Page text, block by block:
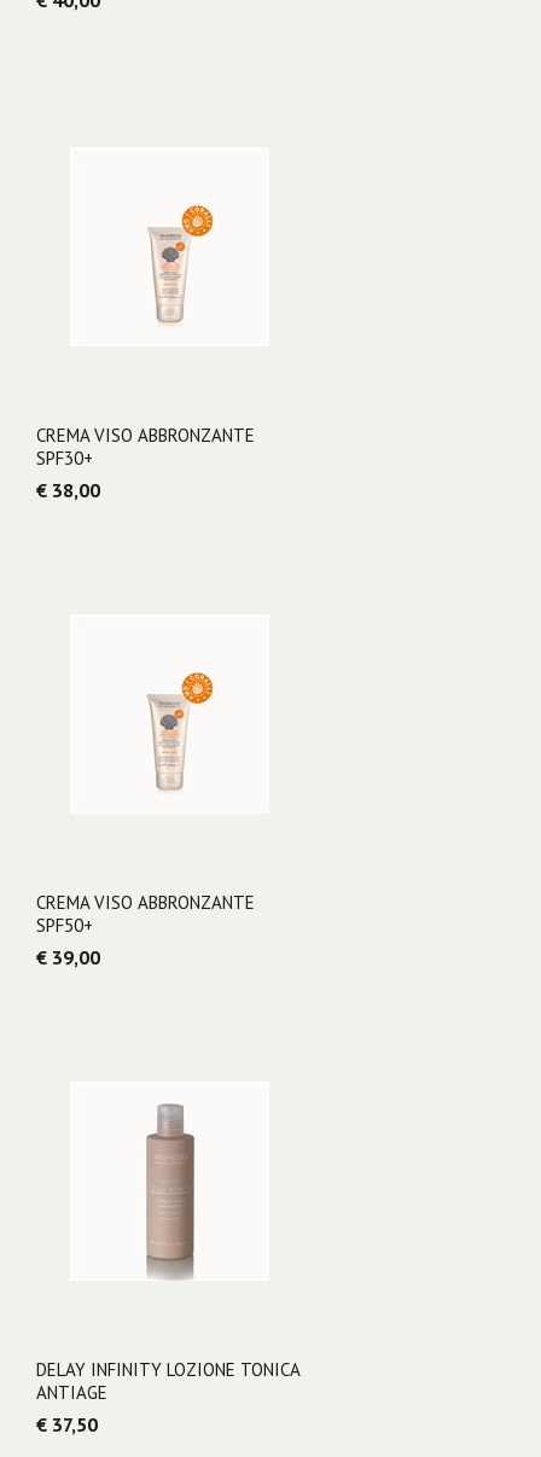
CREMA VISO ABBRONZANTE
SPF30+
€ 38,00
CREMA VISO ABBRONZANTE
SPF50+
€ 39,00
DELAY INFINITY LOZIONE TONICA
ANTIAGE
€ 37,50